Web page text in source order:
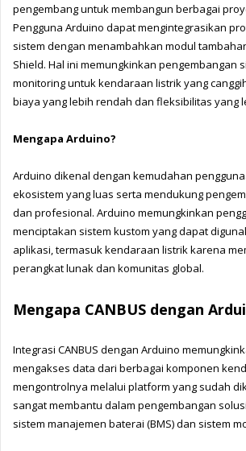
pengembang untuk membangun berbagai
Pengguna Arduino dapat mengintegrasikan
sistem dengan menambahkan modul
Shield. Hal ini memungkinkan pengembangan
monitoring untuk kendaraan listrik yang
biaya yang lebih rendah dan fleksibilitas yang
Mengapa Arduino?
Arduino dikenal dengan kemudahan
ekosistem yang luas serta mendukung
dan profesional. Arduino memungkinkan
menciptakan sistem kustom yang dapat
aplikasi, termasuk kendaraan listrik karena
perangkat lunak dan komunitas global.
Mengapa CANBUS dengan
Integrasi CANBUS dengan Arduino
mengakses data dari berbagai komponen
mengontrolnya melalui platform yang sudah
sangat membantu dalam pengembangan
sistem manajemen baterai (BMS) dan sistem